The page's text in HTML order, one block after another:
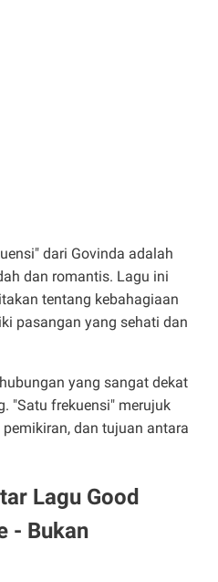
dari Govinda adalah
dan romantis. Lagu ini
tentang kebahagiaan
pasangan yang sehati dan
yang sangat dekat
"Satu frekuensi" merujuk
dan tujuan antara
Lagu Good
- Bukan